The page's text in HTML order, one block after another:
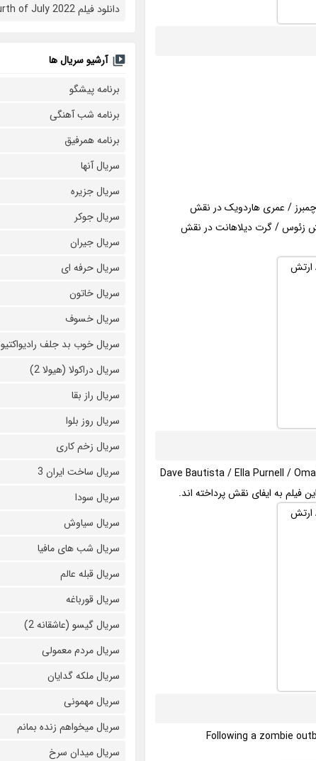
چمبرز / عمری هاردویک در نقش
زئوس / گرت دیلاهانت در نقش
Dave Bautista / Ella Purnell /
Following a zombie
دانلود فیلم Fourth of July 2022 چهارم جولای
آرشیو سریال ها
برنامه پیشگو
برنامه شب آهنگی
برنامه همرفیق
سریال آنها
سریال جزیره
سریال جوکر
سریال جیران
سریال حرفه ای
سریال خاتون
سریال خسوف
سریال خوب بد جلف رادیواکتیو
سریال دراکولا (هیولا 2)
سریال راز بقا
سریال روز بلوا
سریال زخم کاری
سریال ساخت ایران 3
سریال سودا
سریال سیاوش
سریال شب های مافیا
سریال قبله عالم
سریال قورباغه
سریال گیسو (عاشقانه 2)
سریال مردم معمولی
سریال ملکه گدایان
سریال مهمونی
سریال میخواهم زنده بمانم
سریال میدان سرخ